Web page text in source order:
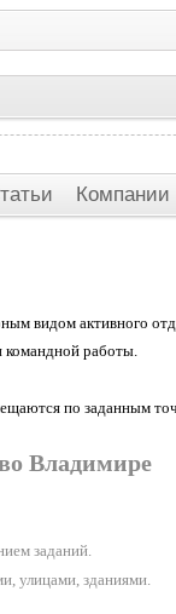
Компании
видом активного
командной работы.
по заданным
Владимире
заданий.
улицами, зданиями.